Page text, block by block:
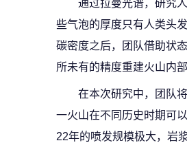
通过拉曼光谱，研究
些气泡的厚度只有人类头
碳密度之后，团队借助状
所未有的精度重建火山内
在本次研究中，团队
一火山在不同历史时期可
22年的喷发规模极大，岩